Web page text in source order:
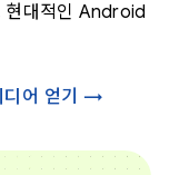
현대적인 Android
디어 얻기 →